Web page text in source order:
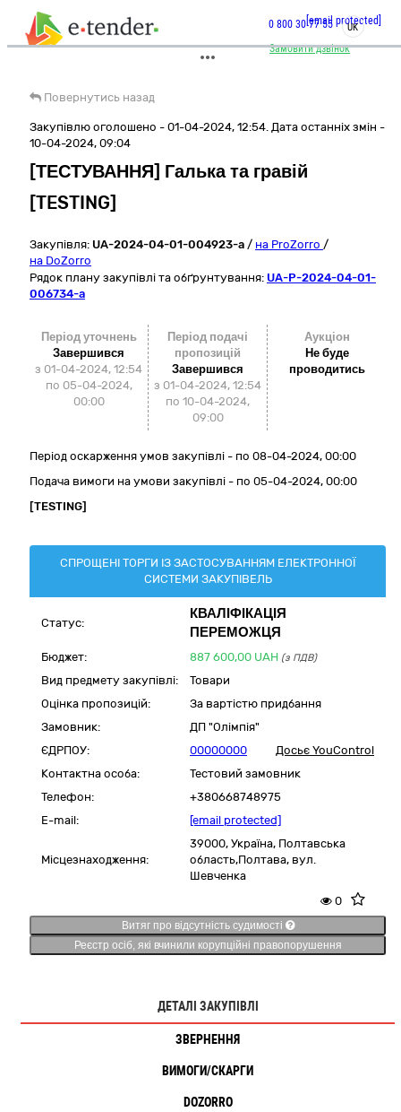
Замовити дзвінок
0 800 30 77 55[email protected]
UK
Повернутись назад
Закупівлю оголошено - 01-04-2024, 12:54. Дата останніх змін -
10-04-2024, 09:04
[ТЕСТУВАННЯ] Галька та гравій
[TESTING]
Закупівля: UA-2024-04-01-004923-a / на ProZorro /
на DoZorro
Рядок плану закупівлі та обґрунтування: UA-P-2024-04-01-
006734-a
Період уточнень
Завершився
з 01-04-2024, 12:54
по 05-04-2024,
00:00
Період подачі
пропозицій
Завершився
з 01-04-2024, 12:54
по 10-04-2024,
09:00
Аукціон
Не буде
проводитись
Період оскарження умов закупівлі - по 08-04-2024, 00:00
Подача вимоги на умови закупівлі - по 05-04-2024, 00:00
[TESTING]
СПРОЩЕНІ ТОРГИ ІЗ ЗАСТОСУВАННЯМ ЕЛЕКТРОННОЇ
СИСТЕМИ ЗАКУПІВЕЛЬ
Статус:
КВАЛІФІКАЦІЯ
ПЕРЕМОЖЦЯ
Бюджет: 887 600,00 UAH (з ПДВ)
Вид предмету закупівлі:
Товари
Оцінка пропозицій:
За вартістю придбання
Замовник:
ДП "Олімпія"
ЄДРПОУ:
00000000
Досьє YouControl
Контактна особа:
Тестовий замовник
Телефон:
+380668748975
E-mail:
[email protected]
Місцезнаходження:
39000, Україна, Полтавська
область,Полтава, вул.
Шевченка
0
Витяг про відсутність судимості
Реєстр осіб, які вчинили корупційні правопорушення
ДЕТАЛІ ЗАКУПІВЛІ
ЗВЕРНЕННЯ
ВИМОГИ/СКАРГИ
DOZORRO